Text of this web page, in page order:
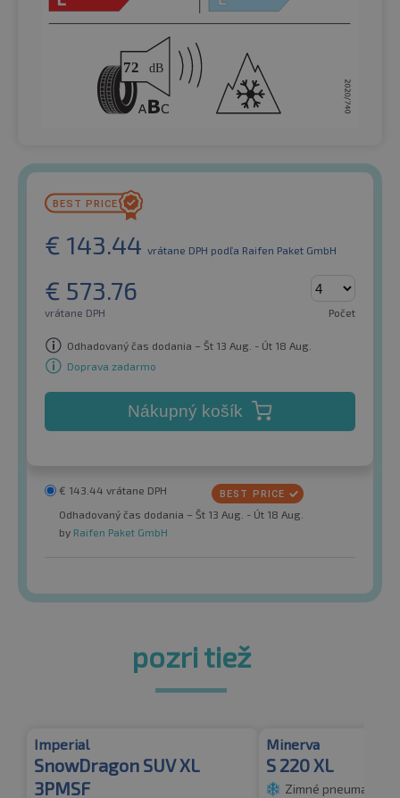
€ 143.44 vrátane DPH podľa Raifen Paket GmbH
€ 573.76
vrátane DPH Počet
Odhadovaný čas dodania – Št 13 Aug. - Út 18 Aug.
Doprava zadarmo
Nákupný košík
€ 143.44 vrátane DPH
Odhadovaný čas dodania – Št 13 Aug. - Út 18 Aug.
by Raifen Paket GmbH
pozri tiež
Imperial
SnowDragon SUV XL
3PMSF
Minerva
S 220 XL
Zimné pneumatiky